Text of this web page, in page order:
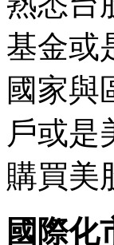
基金或
國家與
戶或是
購買美
國際化